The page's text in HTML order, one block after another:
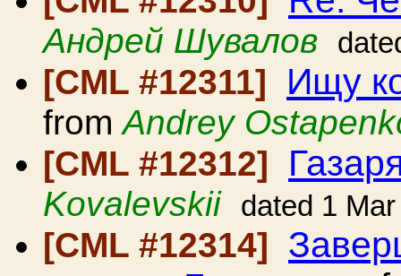
Андрей Шувалов
[CML #12311] Ищу
fromAndrey
[CML #12312]
Kovalevskii dated 1
[CML #12314]